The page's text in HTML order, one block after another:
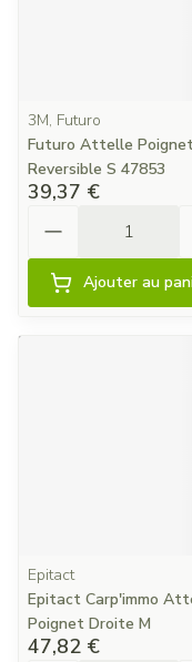
3M, Futuro
Futuro Attelle
Reversible S 47853
39,37 €
Ajouter au
Epitact
Epitact Carp'immo
Poignet Droite M
47,82 €